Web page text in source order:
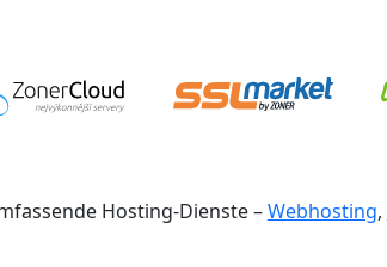
Hosting-Dienste –Webhosting,